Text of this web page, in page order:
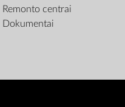
Remonto centrai
Dokumentai